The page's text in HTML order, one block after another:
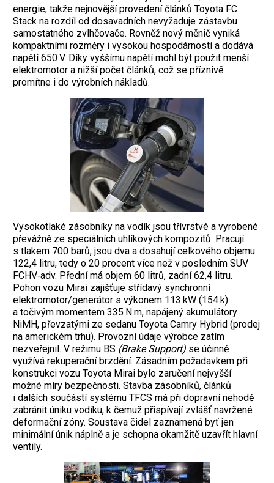
energie, takže nejnovější provedení článků Toyota FC
Stack na rozdíl od dosavadních nevyžaduje zástavbu
samostatného zvlhčovače. Rovněž nový měnič vyniká
kompaktními rozměry i vysokou hospodárností a dodává
napětí 650 V. Díky vyššímu napětí mohl být použit menší
elektromotor a nižší počet článků, což se příznivě
promítne i do výrobních nákladů.
Vysokotlaké zásobníky na vodík jsou třívrstvé a vyrobené
převážně ze speciálních uhlíkových kompozitů. Pracují
s tlakem 700 barů, jsou dva a dosahují celkového objemu
122,4 litru, tedy o 20 procent více než v posledním SUV
FCHV‑adv. Přední má objem 60 litrů, zadní 62,4 litru.
Pohon vozu Mirai zajišťuje střídavý synchronní
elektromotor/generátor s výkonem 113 kW (154 k)
a točivým momentem 335 N.m, napájený akumulátory
NiMH, převzatými ze sedanu Toyota Camry Hybrid (prodej
na americkém trhu). Provozní údaje výrobce zatím
nezveřejnil. V režimu BS (Brake Support) se účinně
využívá rekuperační brzdění. Zásadním požadavkem při
konstrukci vozu Toyota Mirai bylo zaručení nejvyšší
možné míry bezpečnosti. Stavba zásobníků, článků
i dalších součástí systému TFCS má při dopravní nehodě
zabránit úniku vodíku, k čemuž přispívají zvlášť navržené
deformační zóny. Soustava čidel zaznamená byť jen
minimální únik náplně a je schopna okamžitě uzavřít hlavní
ventily.